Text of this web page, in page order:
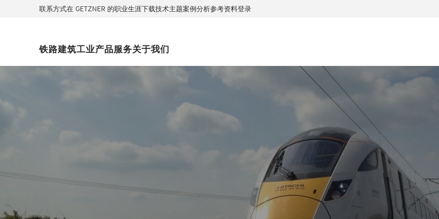
联系方式在 GETZNER 的职业生涯下载技术主题案例分析参考资料登录
铁路建筑工业产品服务关于我们